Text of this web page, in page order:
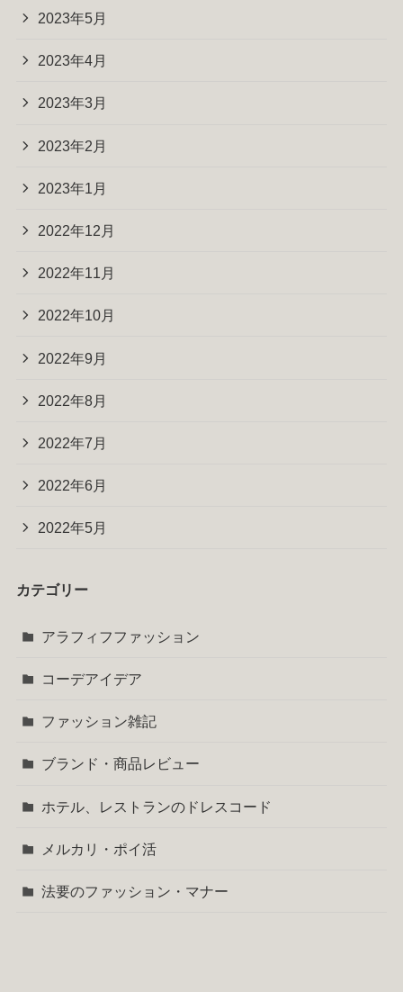
2023年5月
2023年4月
2023年3月
2023年2月
2023年1月
2022年12月
2022年11月
2022年10月
2022年9月
2022年8月
2022年7月
2022年6月
2022年5月
カテゴリー
アラフィフファッション
コーデアイデア
ファッション雑記
ブランド・商品レビュー
ホテル、レストランのドレスコード
メルカリ・ポイ活
法要のファッション・マナー